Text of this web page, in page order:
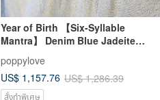
Year of Birth 【Six-Syllable
Mantra】 Denim Blue Jadeite
Korean Wax Cord Necklace * 1 *
Attracts Wealth, Wards Off Petty
People
poppylove
US$ 1,157.76 US$ 1,286.39
สั่งทำพิเศษ